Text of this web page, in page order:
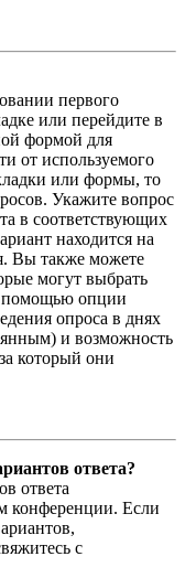
первого
или перейдите в
формой для
от используемого
или формы, то
Укажите вопрос
в соответствующих
находится на
Вы также можете
могут выбрать
помощью опции
опроса в днях
и возможность
который они
ответа?
ответа
конференции. Если
с